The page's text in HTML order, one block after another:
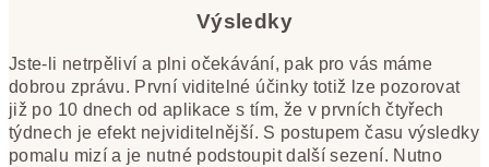
Výsledky
Jste-li netrpěliví a plni očekávání, pak pro vás máme
dobrou zprávu. První viditelné účinky totiž lze pozorovat
již po 10 dnech od aplikace s tím, že v prvních čtyřech
týdnech je efekt nejviditelnější. S postupem času výsledky
pomalu mizí a je nutné podstoupit další sezení. Nutno